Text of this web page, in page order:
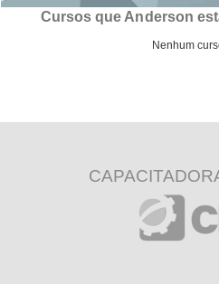
Cursos que Anderson
Nenhum